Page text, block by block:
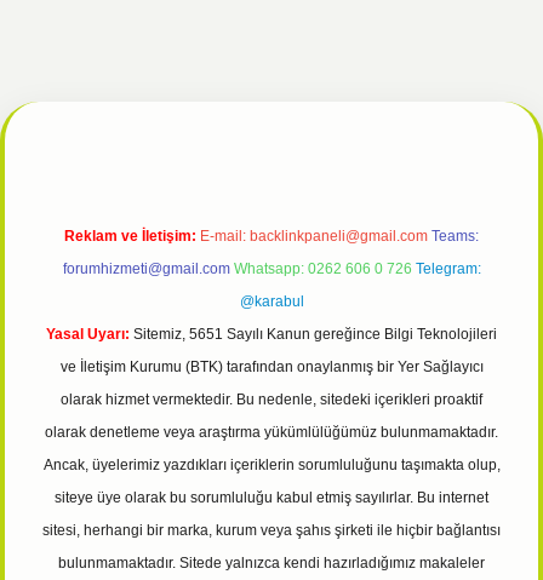
giriş
Reklam ve İletişim: E-mail: backlinkpaneli@gmail.com Teams:
forumhizmeti@gmail.com Whatsapp: 0262 606 0 726 Telegram:
@karabul
Yasal Uyarı: Sitemiz, 5651 Sayılı Kanun gereğince Bilgi Teknolojileri
ve İletişim Kurumu (BTK) tarafından onaylanmış bir Yer Sağlayıcı
olarak hizmet vermektedir. Bu nedenle, sitedeki içerikleri proaktif
olarak denetleme veya araştırma yükümlülüğümüz bulunmamaktadır.
Ancak, üyelerimiz yazdıkları içeriklerin sorumluluğunu taşımakta olup,
siteye üye olarak bu sorumluluğu kabul etmiş sayılırlar. Bu internet
sitesi, herhangi bir marka, kurum veya şahıs şirketi ile hiçbir bağlantısı
bulunmamaktadır. Sitede yalnızca kendi hazırladığımız makaleler